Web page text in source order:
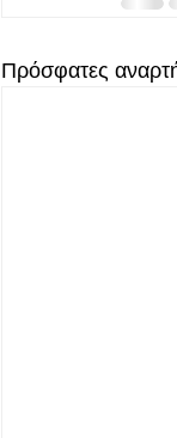
Πρόσφατες